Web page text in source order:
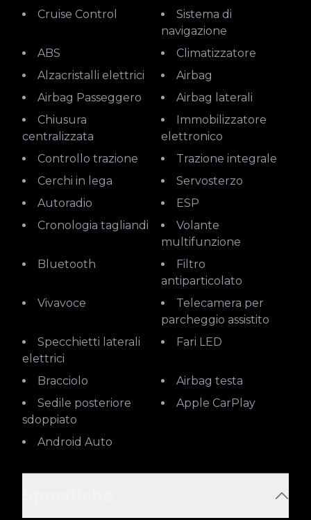
Cruise Control
Sistema di
navigazione
ABS
Climatizzatore
Alzacristalli elettrici
Airbag
Airbag Passeggero
Airbag laterali
Chiusura
centralizzata
Immobilizzatore
elettronico
Controllo trazione
Trazione integrale
Cerchi in lega
Servosterzo
Autoradio
ESP
Cronologia tagliandi
Volante
multifunzione
Bluetooth
Filtro
antiparticolato
Vivavoce
Telecamera per
parcheggio assistito
Specchietti laterali
elettrici
Fari LED
Bracciolo
Airbag testa
Sedile posteriore
sdoppiato
Apple CarPlay
Android Auto